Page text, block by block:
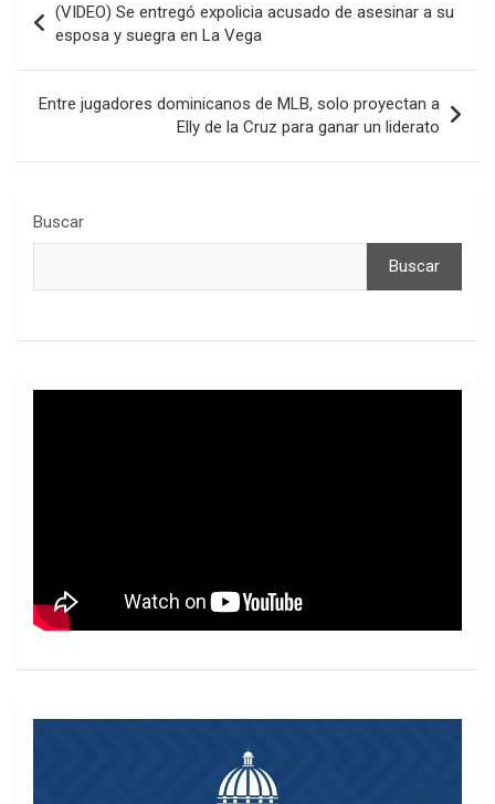
de
entradas
(VIDEO) Se entregó expolicia acusado de asesinar a su
esposa y suegra en La Vega
Entre jugadores dominicanos de MLB, solo proyectan a
Elly de la Cruz para ganar un liderato
Buscar
Buscar